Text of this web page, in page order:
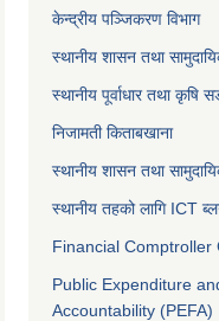
केन्द्रीय पञ्जिकरण विभाग
स्थानीय शासन तथा
स्थानीय पूर्वाधार तथा कृषि
निजामती किताबखाना
स्थानीय शासन तथा
स्थानीय तहको लागि ICT
Financial Comptroller
Public Expenditure
Accountability (PEFA)